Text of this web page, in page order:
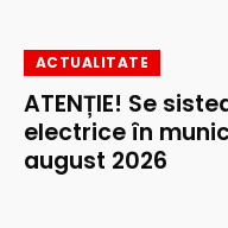
ACTUALITATE
ATENȚIE! Se
electrice în
august 2026